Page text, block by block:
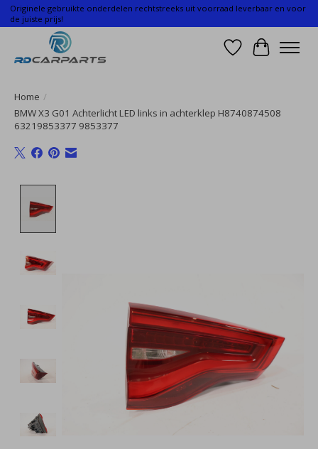
Originele gebruikte onderdelen rechtstreeks uit voorraad leverbaar en voor
de juiste prijs!
Verlanglijst
Home /
BMW X3 G01 Achterlicht LED links in achterklep H8740874508
63219853377 9853377